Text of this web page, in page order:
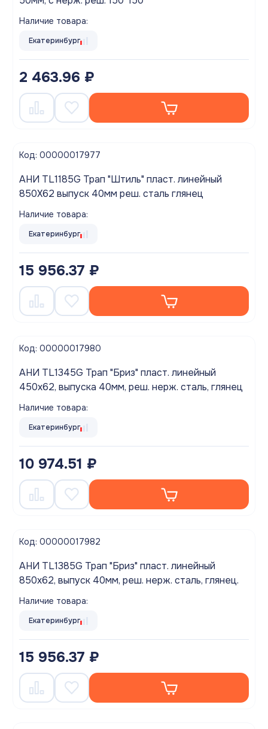
Наличие товара:
Екатеринбург
2 463.96 ₽
Код: 00000017977
АНИ TL1185G Трап "Штиль" пласт. линейный
850Х62 выпуск 40мм реш. сталь глянец
Наличие товара:
Екатеринбург
15 956.37 ₽
Код: 00000017980
АНИ TL1345G Трап "Бриз" пласт. линейный
450х62, выпуска 40мм, реш. нерж. сталь, глянец
Наличие товара:
Екатеринбург
10 974.51 ₽
Код: 00000017982
АНИ TL1385G Трап "Бриз" пласт. линейный
850х62, выпуск 40мм, реш. нерж. сталь, глянец.
Наличие товара:
Екатеринбург
15 956.37 ₽